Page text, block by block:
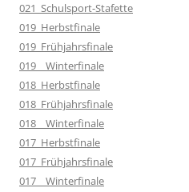
021_Schulsport-Stafette
019_Herbstfinale
019_Frühjahrsfinale
019__Winterfinale
018_Herbstfinale
018_Frühjahrsfinale
018__Winterfinale
017_Herbstfinale
017_Frühjahrsfinale
017__Winterfinale